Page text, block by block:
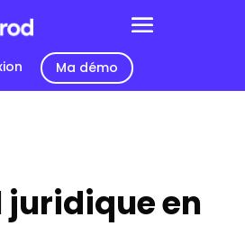
Ma démo
juridique en